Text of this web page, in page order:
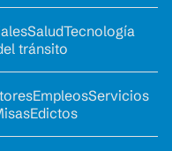
SaludTecnología
tránsito
EmpleosServicios
Edictos